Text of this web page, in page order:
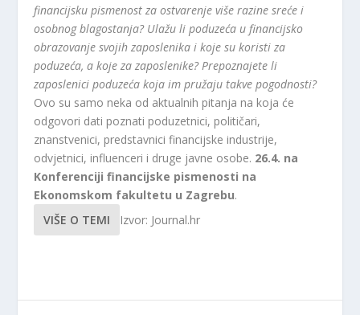
financijsku pismenost za ostvarenje više razine sreće i
osobnog blagostanja? Ulažu li poduzeća u financijsko
obrazovanje svojih zaposlenika i koje su koristi za
poduzeća, a koje za zaposlenike? Prepoznajete li
zaposlenici poduzeća koja im pružaju takve pogodnosti?
Ovo su samo neka od aktualnih pitanja na koja će
odgovori dati poznati poduzetnici, političari,
znanstvenici, predstavnici financijske industrije,
odvjetnici, influenceri i druge javne osobe. 26.4. na
Konferenciji financijske pismenosti na
Ekonomskom fakultetu u Zagrebu.
VIŠE O TEMI
Izvor: Journal.hr